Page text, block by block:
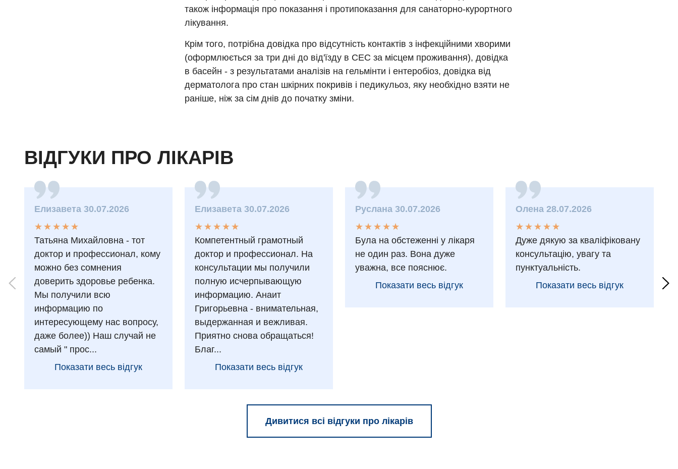
також інформація про показання і протипоказання для санаторно-курортного
лікування.
Крім того, потрібна довідка про відсутність контактів з інфекційними хворими
(оформлюється за три дні до від'їзду в СЕС за місцем проживання), довідка
в басейн - з результатами аналізів на гельмінти і ентеробіоз, довідка від
дерматолога про стан шкірних покривів і педикульоз, яку необхідно взяти не
раніше, ніж за сім днів до початку зміни.
ВІДГУКИ ПРО ЛІКАРІВ
Елизавета 30.07.2026
★
★
★
★
★
★ ★ ★ ★ ★
Татьяна Михайловна - тот
доктор и профессионал, кому
можно без сомнения
доверить здоровье ребенка.
Мы получили всю
информацию по
интересующему нас вопросу,
даже более)) Наш случай не
самый " прос...
Показати весь відгук
Елизавета 30.07.2026
★
★
★
★
★
★ ★ ★ ★ ★
Компетентный грамотный
доктор и профессионал. На
консультации мы получили
полную исчерпывающую
информацию. Анаит
Григорьевна - внимательная,
выдержанная и вежливая.
Приятно снова обращаться!
Благ...
Показати весь відгук
Руслана 30.07.2026
★
★
★
★
★
★ ★ ★ ★ ★
Була на обстеженні у лікаря
не один раз. Вона дуже
уважна, все пояснює.
Показати весь відгук
Олена 28.07.2026
★
★
★
★
★
★ ★ ★ ★ ★
Дуже дякую за кваліфіковану
консультацію, увагу та
пунктуальність.
Показати весь відгук
Дивитися всі відгуки про лікарів